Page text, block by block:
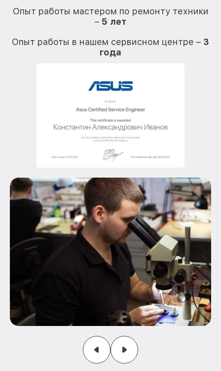
Опыт работы мастером по ремонту техники
– 5 лет
Опыт работы в нашем сервисном центре – 3
года